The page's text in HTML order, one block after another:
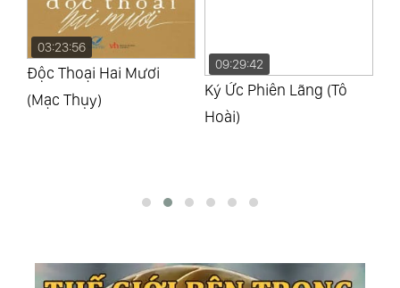
03:23:56
Độc Thoại Hai Mươi
(Mạc Thụy)
Ký Ức Phiên Lãng (Tô
Hoài)